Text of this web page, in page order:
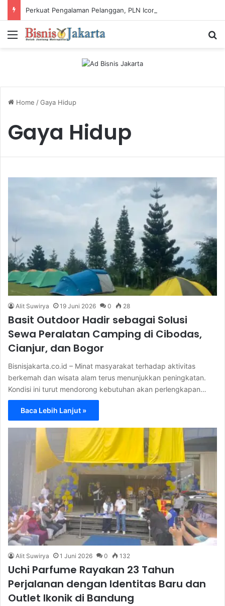
Menu
Home /Gaya Hidup
Gaya Hidup
Alit Suwirya 19 Juni 2026 0 28
Basit Outdoor Hadir sebagai Solusi
Sewa Peralatan Camping di Cibodas,
Cianjur, dan Bogor
Bisnisjakarta.co.id – Minat masyarakat terhadap aktivitas
berkemah dan wisata alam terus menunjukkan peningkatan.
Kondisi ini turut mendorong kebutuhan akan perlengkapan…
Baca Lebih Lanjut »
Alit Suwirya 1 Juni 2026 0 132
Uchi Parfume Rayakan 23 Tahun
Perjalanan dengan Identitas Baru dan
Outlet Ikonik di Bandung